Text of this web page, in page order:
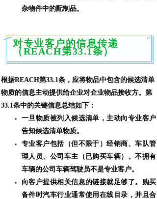
杂物件中的配制品。
对专业客户的信息传递
（REACH第33.1条）
根据REACH第33.1条，应将物品中包含的候选清单
物质的信息主动提供给企业对企业物品接收方。第
33.1条中的关键信息总结如下：
一旦物质被列入候选清单 ，主动向专业客户
告知候选清单物质。
专业客户包括（但不限于）经销商、车队管
理人员、公司车主（已购买车辆）。不拥有
车辆的公司车辆驾驶员不是专业客户。
向客户提供相关信息的链接就足够了。购买
备件时汽车行业通常使用在线目录，并且合